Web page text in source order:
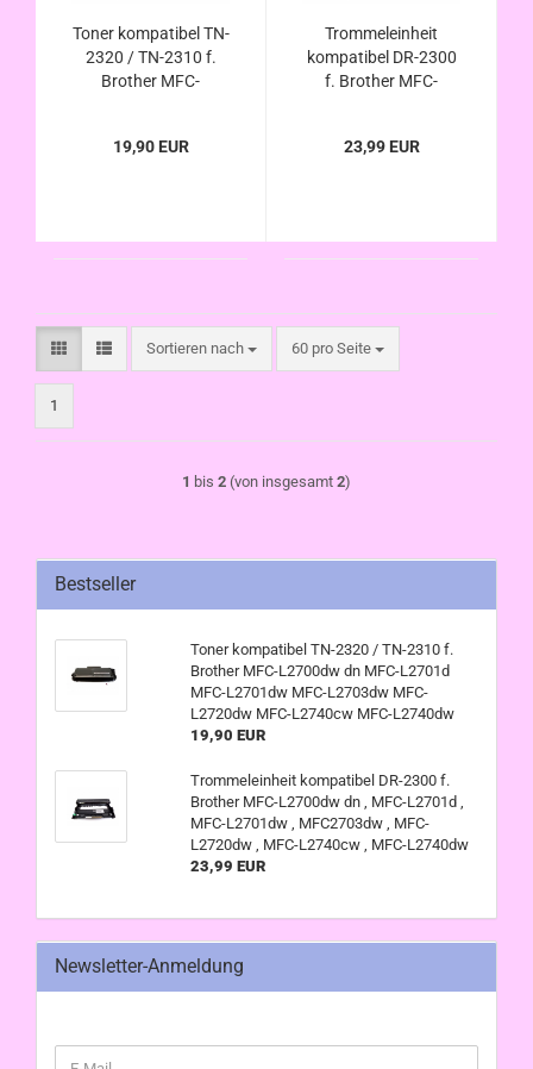
Toner kompatibel TN-
2320 / TN-2310 f.
Brother MFC-
L2701dw MFC-
L2740dw
19,90 EUR
Trommeleinheit
kompatibel DR-2300
f. Brother MFC-
L2701dw ,
L2740dw
23,99 EUR
Sortieren nach
Sortieren nach 60 pro Seite
pro Seite
1
1 bis 2 (von insgesamt 2)
Bestseller
Toner kompatibel TN-2320 / TN-2310 f.
Brother MFC-L2700dw dn MFC-L2701d
MFC-L2701dw MFC-L2703dw MFC-
L2720dw MFC-L2740cw MFC-L2740dw
19,90 EUR
Trommeleinheit kompatibel DR-2300 f.
Brother MFC-L2700dw dn , MFC-L2701d ,
MFC-L2701dw , MFC2703dw , MFC-
L2720dw , MFC-L2740cw , MFC-L2740dw
23,99 EUR
Newsletter-Anmeldung